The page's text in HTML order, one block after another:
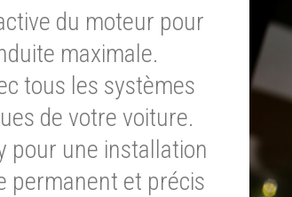
du moteur pour
maximale.
tous les systèmes
de votre voiture.
pour une installation
permanent et précis